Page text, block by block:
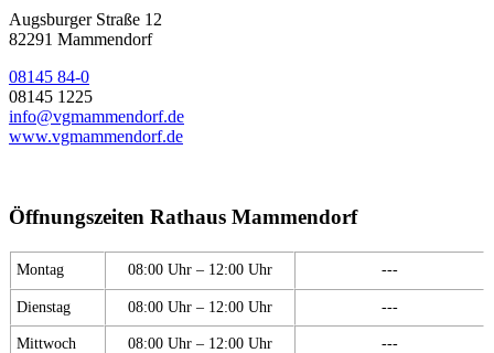
Augsburger Straße 12
82291 Mammendorf
08145 84-0
08145 1225
info@vgmammendorf.de
www.vgmammendorf.de
Öffnungszeiten Rathaus Mammendorf
Montag 08:00 Uhr – 12:00 Uhr ---
Dienstag 08:00 Uhr – 12:00 Uhr ---
Mittwoch 08:00 Uhr – 12:00 Uhr ---